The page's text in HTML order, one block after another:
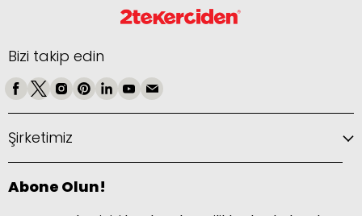
Bizi takip edin
Şirketimiz
Abone Olun!